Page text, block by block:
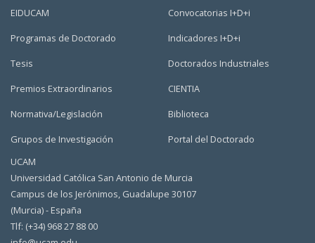
EIDUCAM
Programas de Doctorado
Tesis
Premios Extraordinarios
Normativa/Legislación
Grupos de Investigación
Convocatorias I+D+i
Indicadores I+D+i
Doctorados Industriales
CIENTIA
Biblioteca
Portal del Doctorado
UCAM
Universidad Católica San Antonio de Murcia
Campus de los Jerónimos, Guadalupe 30107
(Murcia) - España
Tlf: (+34) 968 27 88 00